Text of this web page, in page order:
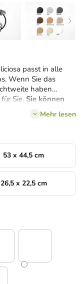
passt in alle
Wenn Sie das
haben
Sie. Sie können
Mehr lesen
53 x 44,5 cm
26,5 x 22,5 cm